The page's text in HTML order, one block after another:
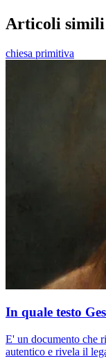
Articoli simili
chiesa primitiva
In quale testo
E' un documento che
autentico e rivela il